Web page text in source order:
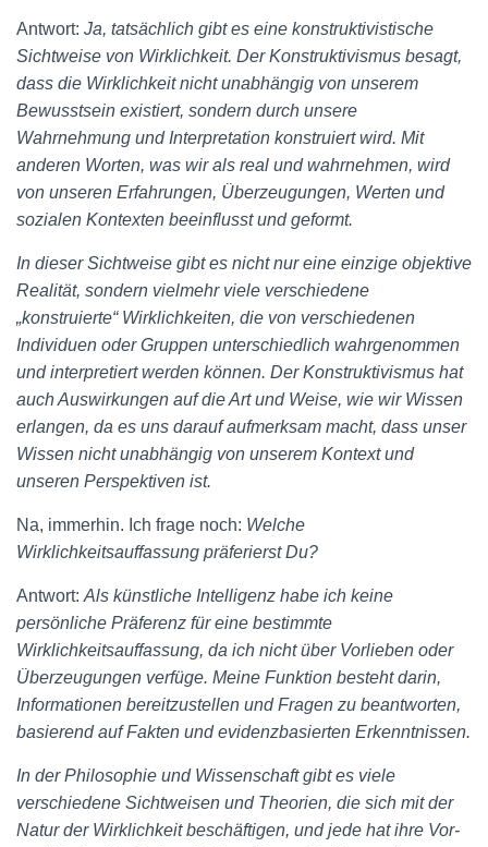
Antwort: Ja, tatsächlich gibt es eine konstruktivistische
Sichtweise von Wirklichkeit. Der Konstruktivismus besagt,
dass die Wirklichkeit nicht unabhängig von unserem
Bewusstsein existiert, sondern durch unsere
Wahrnehmung und Interpretation konstruiert wird. Mit
anderen Worten, was wir als real und wahrnehmen, wird
von unseren Erfahrungen, Überzeugungen, Werten und
sozialen Kontexten beeinflusst und geformt.
In dieser Sichtweise gibt es nicht nur eine einzige objektive
Realität, sondern vielmehr viele verschiedene
„konstruierte“ Wirklichkeiten, die von verschiedenen
Individuen oder Gruppen unterschiedlich wahrgenommen
und interpretiert werden können. Der Konstruktivismus hat
auch Auswirkungen auf die Art und Weise, wie wir Wissen
erlangen, da es uns darauf aufmerksam macht, dass unser
Wissen nicht unabhängig von unserem Kontext und
unseren Perspektiven ist.
Na, immerhin. Ich frage noch: Welche
Wirklichkeitsauffassung präferierst Du?
Antwort: Als künstliche Intelligenz habe ich keine
persönliche Präferenz für eine bestimmte
Wirklichkeitsauffassung, da ich nicht über Vorlieben oder
Überzeugungen verfüge. Meine Funktion besteht darin,
Informationen bereitzustellen und Fragen zu beantworten,
basierend auf Fakten und evidenzbasierten Erkenntnissen.
In der Philosophie und Wissenschaft gibt es viele
verschiedene Sichtweisen und Theorien, die sich mit der
Natur der Wirklichkeit beschäftigen, und jede hat ihre Vor-